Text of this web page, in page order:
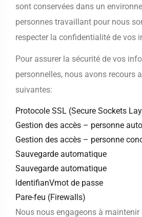
sont conservées dans un
personnes travaillant pour nous
respecter la confidentialité de vos
Pour assurer la sécurité de vos
personnelles, nous avons recours
suivantes:
Protocole SSL (Secure Sockets
Gestion des accès – personne
Gestion des accès – personne
Sauvegarde automatique
Sauvegarde automatique
ldentifianVmot de passe
Pare-feu (Firewalls)
Nous nous engageons à maintenir